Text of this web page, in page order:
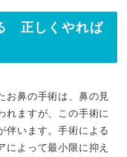
正しくやれば
お鼻の手術は、鼻の見
れますが、この手術に
伴います。手術による
によって最小限に抑え